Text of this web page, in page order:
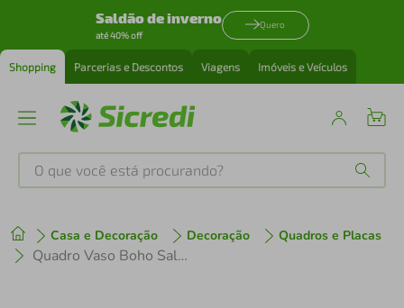
Saldão de inverno
até 40% off
Quero
Shopping Parcerias e Descontos Viagens Imóveis e Veículos
O que você está procurando?
Casa e Decoração Decoração Quadros e Placas
Quadro Vaso Boho Salmão 60x43 Caixa Branco
1º tenis